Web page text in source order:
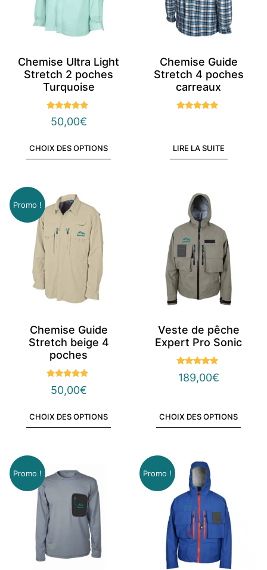
Chemise Ultra Light
Stretch 2 poches
Turquoise
Note
5.00
50,00€
CHOIX DES OPTIONS
Chemise Guide
Stretch 4 poches
carreaux
LIRE LA SUITE
Promo !
Chemise Guide
Stretch beige 4
poches
Note
4.67
50,00€
CHOIX DES OPTIONS
Veste de pêche
Expert Pro Sonic
Note
4.83
189,00€
CHOIX DES OPTIONS
Promo ! Promo !